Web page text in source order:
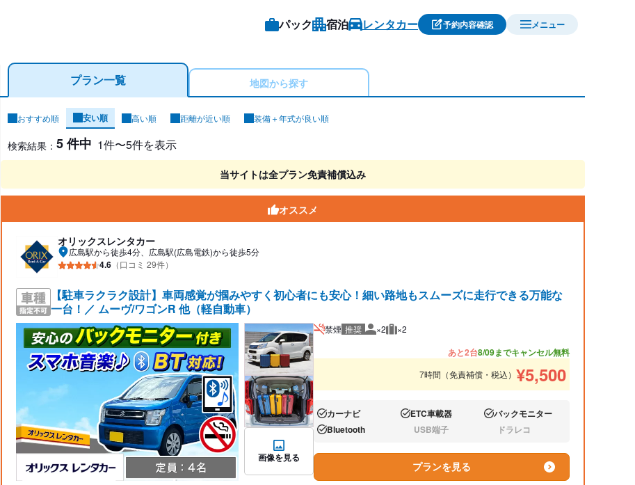
パック 宿泊 レンタカー 予約内容確認 メニュー
プラン一覧 地図から探す
おすすめ順 安い順 高い順 距離が近い順 装備＋年式が良い順
レンタカー検索結果
検索結果： 5 件中 1件〜5件を表示
当サイトは全プラン免責補償込み
オススメ
オリックスレンタカー
広島駅から徒歩4分、広島駅(広島電鉄)から徒歩5分
4.6 （口コミ 29件）
【駐車ラクラク設計】車両感覚が掴みやすく初心者にも安心！細い路地もスムーズに走行できる万能な
一台！／ ムーヴ/ワゴンR 他（軽自動車）
画像を見る
禁煙 推奨 推奨人数
×2 推奨荷物
×2
あと2台8/09までキャンセル無料
7時間（免責補償・税込） ¥5,500
あり:カーナビ あり:ETC車載器 あり:バックモニター
あり:Bluetooth なし:USB端子 なし:ドラレコ
プランを見る